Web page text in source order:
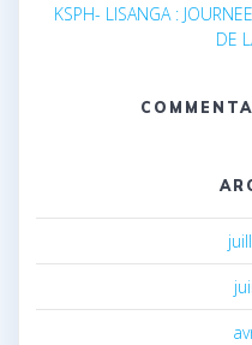
KSPH- LISANGA :
DE